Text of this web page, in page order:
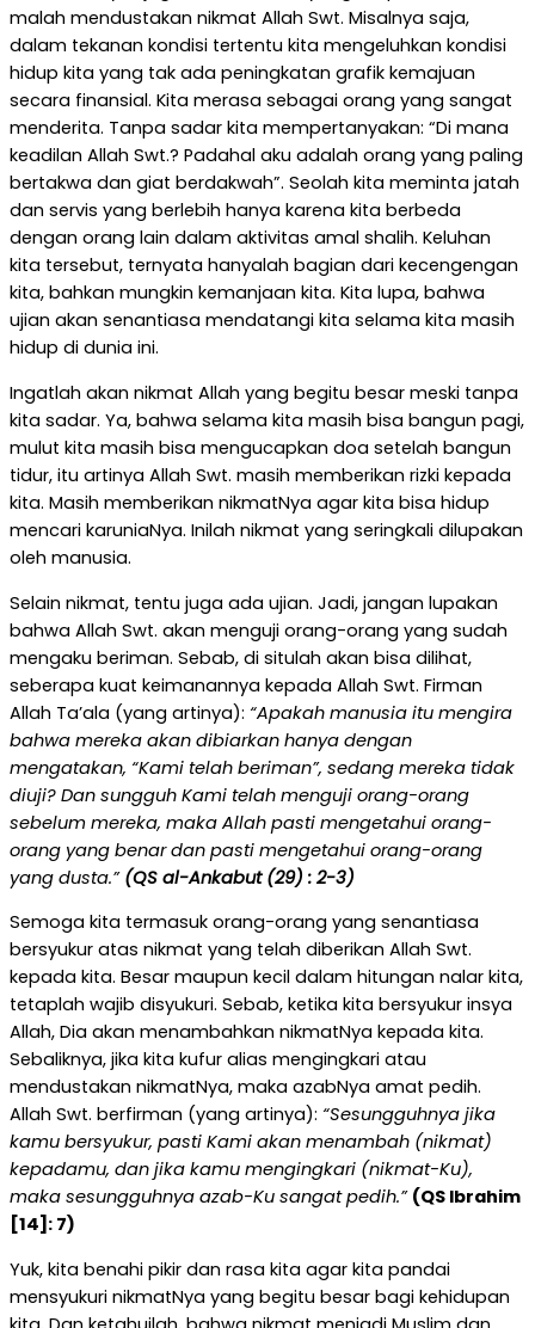
malah mendustakan nikmat Allah Swt. Misalnya saja,
dalam tekanan kondisi tertentu kita mengeluhkan kondisi
hidup kita yang tak ada peningkatan grafik kemajuan
secara finansial. Kita merasa sebagai orang yang sangat
menderita. Tanpa sadar kita mempertanyakan: “Di mana
keadilan Allah Swt.? Padahal aku adalah orang yang paling
bertakwa dan giat berdakwah”. Seolah kita meminta jatah
dan servis yang berlebih hanya karena kita berbeda
dengan orang lain dalam aktivitas amal shalih. Keluhan
kita tersebut, ternyata hanyalah bagian dari kecengengan
kita, bahkan mungkin kemanjaan kita. Kita lupa, bahwa
ujian akan senantiasa mendatangi kita selama kita masih
hidup di dunia ini.
Ingatlah akan nikmat Allah yang begitu besar meski tanpa
kita sadar. Ya, bahwa selama kita masih bisa bangun pagi,
mulut kita masih bisa mengucapkan doa setelah bangun
tidur, itu artinya Allah Swt. masih memberikan rizki kepada
kita. Masih memberikan nikmatNya agar kita bisa hidup
mencari karuniaNya. Inilah nikmat yang seringkali dilupakan
oleh manusia.
Selain nikmat, tentu juga ada ujian. Jadi, jangan lupakan
bahwa Allah Swt. akan menguji orang-orang yang sudah
mengaku beriman. Sebab, di situlah akan bisa dilihat,
seberapa kuat keimanannya kepada Allah Swt. Firman
Allah Ta’ala (yang artinya): “Apakah manusia itu mengira
bahwa mereka akan dibiarkan hanya dengan
mengatakan, “Kami telah beriman”, sedang mereka tidak
diuji? Dan sungguh Kami telah menguji orang-orang
sebelum mereka, maka Allah pasti mengetahui orang-
orang yang benar dan pasti mengetahui orang-orang
yang dusta.” (QS al-Ankabut (29) : 2-3)
Semoga kita termasuk orang-orang yang senantiasa
bersyukur atas nikmat yang telah diberikan Allah Swt.
kepada kita. Besar maupun kecil dalam hitungan nalar kita,
tetaplah wajib disyukuri. Sebab, ketika kita bersyukur insya
Allah, Dia akan menambahkan nikmatNya kepada kita.
Sebaliknya, jika kita kufur alias mengingkari atau
mendustakan nikmatNya, maka azabNya amat pedih.
Allah Swt. berfirman (yang artinya): “Sesungguhnya jika
kamu bersyukur, pasti Kami akan menambah (nikmat)
kepadamu, dan jika kamu mengingkari (nikmat-Ku),
maka sesungguhnya azab-Ku sangat pedih.” (QS Ibrahim
[14]: 7)
Yuk, kita benahi pikir dan rasa kita agar kita pandai
mensyukuri nikmatNya yang begitu besar bagi kehidupan